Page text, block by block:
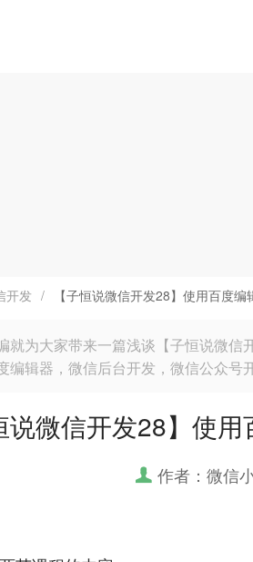
开发 / 【子恒说微信开发28】使用百度编
就为大家带来一篇浅谈【子恒说微
编辑器，微信后台开发，微信公众号
说微信开发28】使用
作者：微信